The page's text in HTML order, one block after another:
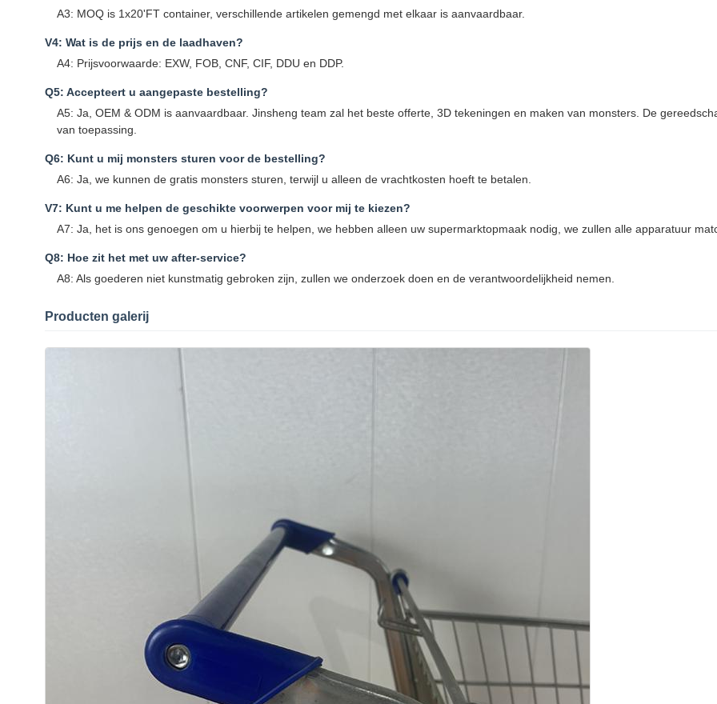
A3: MOQ is 1x20'FT container, verschillende artikelen gemengd met elkaar is aanvaardbaar.
V4: Wat is de prijs en de laadhaven?
A4: Prijsvoorwaarde: EXW, FOB, CNF, CIF, DDU en DDP.
Q5: Accepteert u aangepaste bestelling?
A5: Ja, OEM & ODM is aanvaardbaar. Jinsheng team zal het beste offerte, 3D tekeningen en maken van monsters. De
van toepassing.
Q6: Kunt u mij monsters sturen voor de bestelling?
A6: Ja, we kunnen de gratis monsters sturen, terwijl u alleen de vrachtkosten hoeft te betalen.
V7: Kunt u me helpen de geschikte voorwerpen voor mij te kiezen?
A7: Ja, het is ons genoegen om u hierbij te helpen, we hebben alleen uw supermarktopmaak nodig, we zullen alle apparatuur
Q8: Hoe zit het met uw after-service?
A8: Als goederen niet kunstmatig gebroken zijn, zullen we onderzoek doen en de verantwoordelijkheid nemen.
Producten galerij